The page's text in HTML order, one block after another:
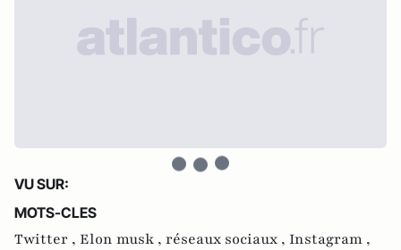
VU SUR:
MOTS-CLES
Twitter , Elon musk , réseaux sociaux , Instagram ,